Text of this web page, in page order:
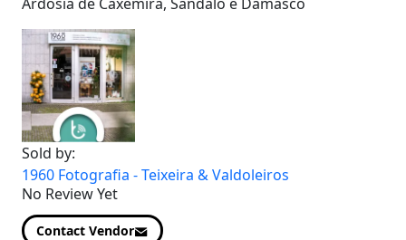
Sold by:
1960 Fotografia - Teixeira & Valdoleiros
No Review Yet
Contact Vendor